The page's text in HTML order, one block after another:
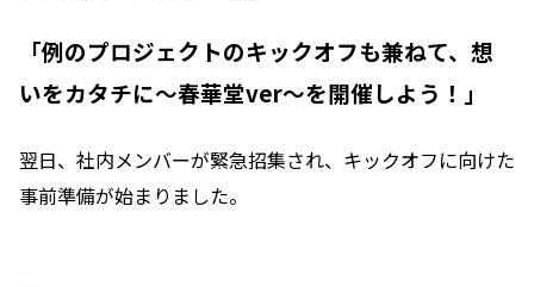
「例のプロジェクトのキックオフも兼ねて、想
いをカタチに〜春華堂ver〜を開催しよう！」
翌日、社内メンバーが緊急招集され、キックオフに向けた
事前準備が始まりました。